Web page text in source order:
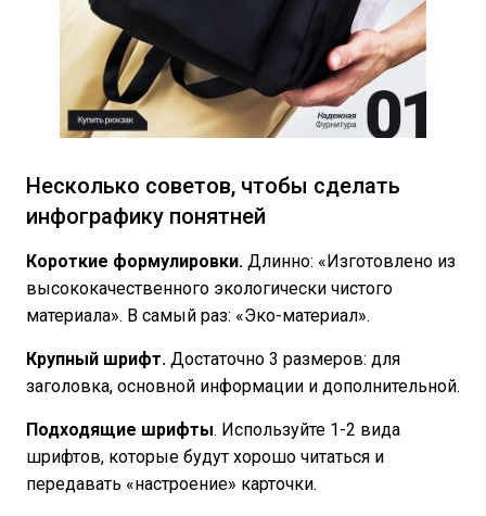
Несколько советов, чтобы сделать
инфографику понятней
Короткие формулировки. Длинно: «Изготовлено из
высококачественного экологически чистого
материала». В самый раз: «Эко-материал».
Крупный шрифт. Достаточно 3 размеров: для
заголовка, основной информации и дополнительной.
Подходящие шрифты. Используйте 1-2 вида
шрифтов, которые будут хорошо читаться и
передавать «настроение» карточки.